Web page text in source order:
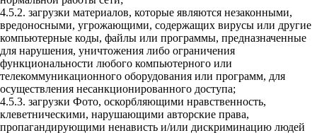
4.5.2. загрузки материалов, которые являются незаконными,
вредоносными, угрожающими, содержащих вирусы или другие
компьютерные коды, файлы или программы, предназначенные
для нарушения, уничтожения либо ограничения
функциональности любого компьютерного или
телекоммуникационного оборудования или программ, для
осуществления несанкционированного доступа;
4.5.3. загрузки Фото, оскорбляющими нравственность,
клеветническими, нарушающими авторские права,
пропагандирующими ненависть и/или дискриминацию людей